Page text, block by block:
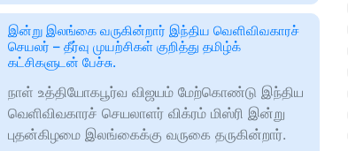
இன்று இலங்கை வருகின்றார் இந்திய வெளிவிவகாரச்
செயலர் – தீர்வு முயற்சிகள் குறித்து தமிழ்க்
கட்சிகளுடன் பேச்சு.
நாள் உத்தியோகபூர்வ விஜயம் மேற்கொண்டு இந்திய
வெளிவிவகாரச் செயலாளர் விக்ரம் மிஸ்ரி இன்று
புதன்கிழமை இலங்கைக்கு வருகை தருகின்றார்.